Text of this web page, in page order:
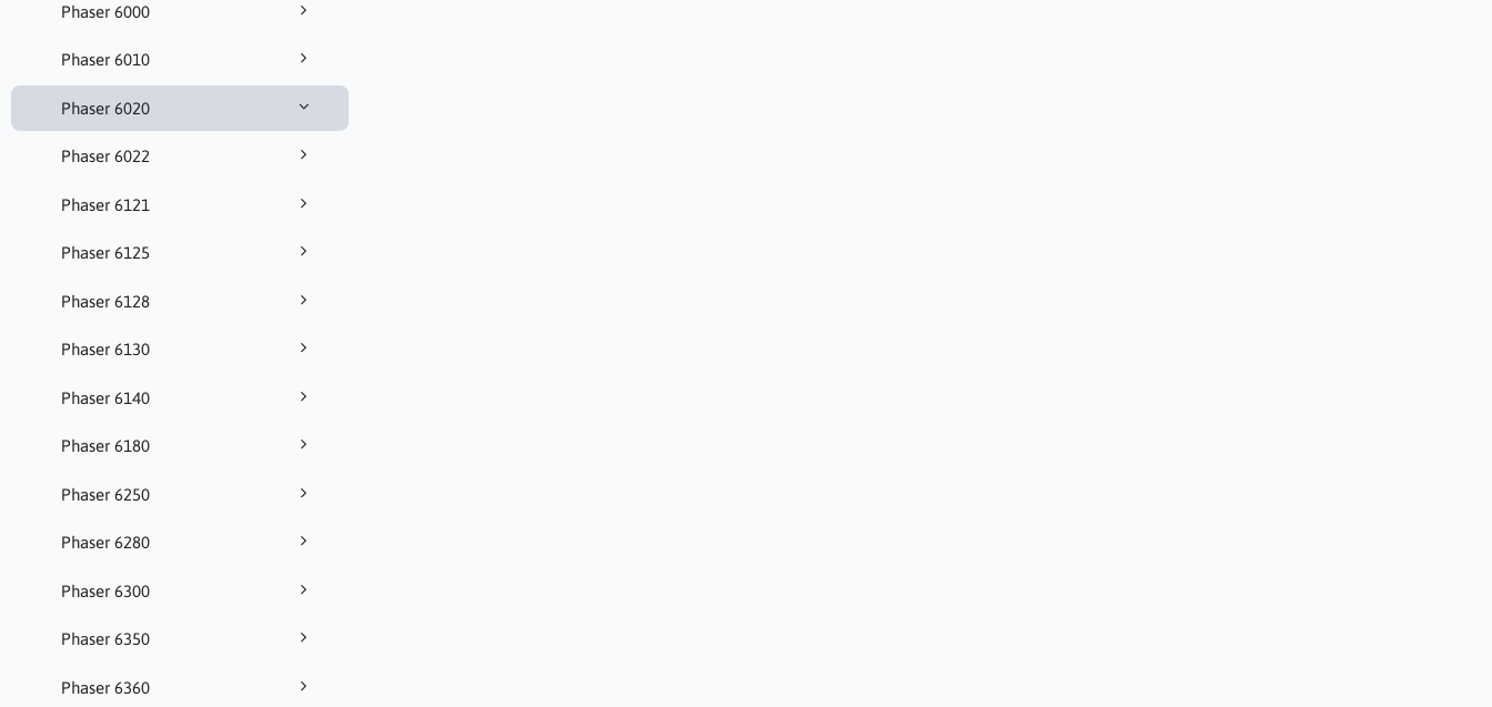
Phaser 6000
Phaser 6010
Phaser 6020
Phaser 6022
Phaser 6121
Phaser 6125
Phaser 6128
Phaser 6130
Phaser 6140
Phaser 6180
Phaser 6250
Phaser 6280
Phaser 6300
Phaser 6350
Phaser 6360